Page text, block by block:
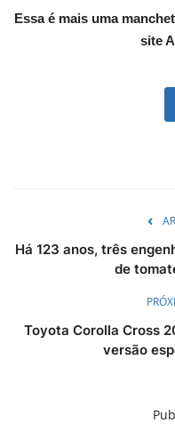
Idioma
Essa é mais uma
site
Há 123 anos, três
de
Toyota Corolla Cross
versão